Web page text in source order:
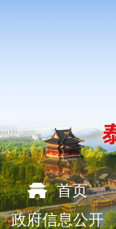
首页
政府信息公开